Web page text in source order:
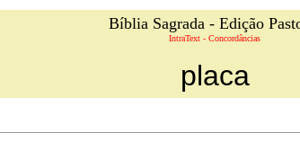
Bíblia Sagrada - Edição
IntraText - Concordâncias
placa